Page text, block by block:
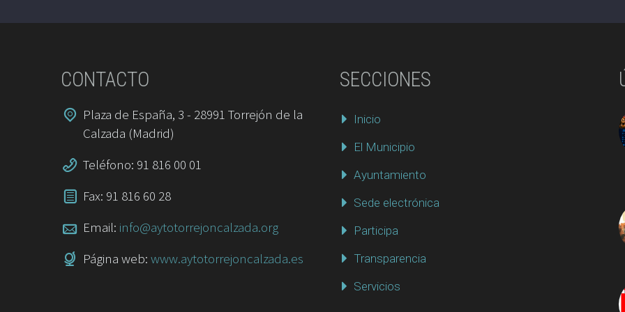
CONTACTO
Plaza de España, 3 - 28991 Torrejón de la
Calzada (Madrid)
Teléfono: 91 816 00 01
Fax: 91 816 60 28
Email: info@aytotorrejoncalzada.org
Página web: www.aytotorrejoncalzada.es
SECCIONES
Inicio
El Municipio
Ayuntamiento
Sede electrónica
Participa
Transparencia
Servicios